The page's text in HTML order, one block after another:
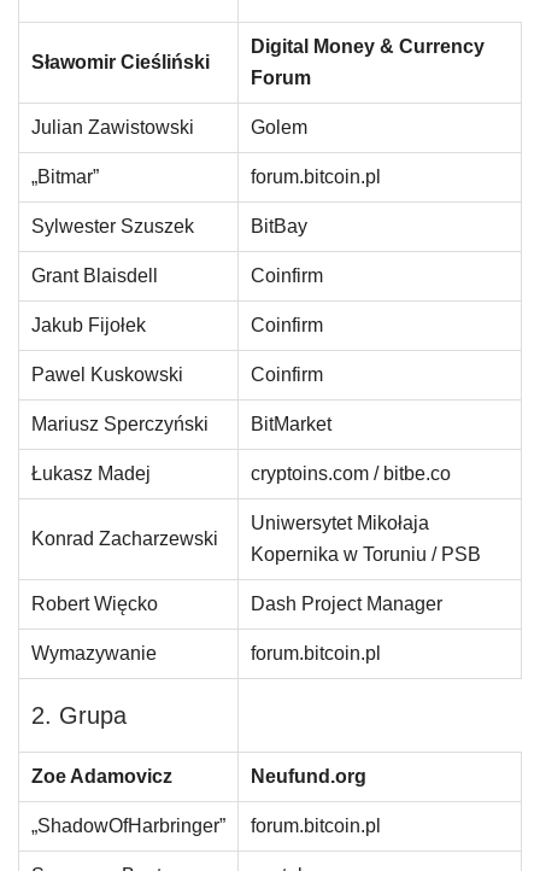
Sławomir Cieśliński
Digital Money & Currency
Forum
Julian Zawistowski Golem
„Bitmar” forum.bitcoin.pl
Sylwester Szuszek BitBay
Grant Blaisdell Coinfirm
Jakub Fijołek Coinfirm
Pawel Kuskowski Coinfirm
Mariusz Sperczyński BitMarket
Łukasz Madej cryptoins.com / bitbe.co
Konrad Zacharzewski
Uniwersytet Mikołaja
Kopernika w Toruniu / PSB
Robert Więcko Dash Project Manager
Wymazywanie forum.bitcoin.pl
2. Grupa
Zoe Adamovicz Neufund.org
„ShadowOfHarbringer” forum.bitcoin.pl